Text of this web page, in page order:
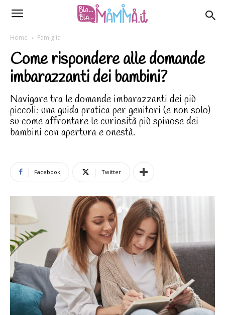
Home Famiglia
Come rispondere alle domande
imbarazzanti dei bambini?
Navigare tra le domande imbarazzanti dei più
piccoli: una guida pratica per genitori (e non solo)
su come affrontare le curiosità più spinose dei
bambini con apertura e onestà.
Facebook Twitter